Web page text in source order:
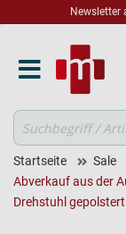
Newsletter
Suche
Startseite Sale
Abverkauf aus der
Drehstuhl